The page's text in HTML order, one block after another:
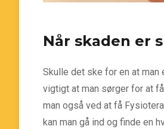
Når skaden er
Skulle det ske for en at man
vigtigt at man sørger for at
man også ved at få
kan man gå ind og finde en